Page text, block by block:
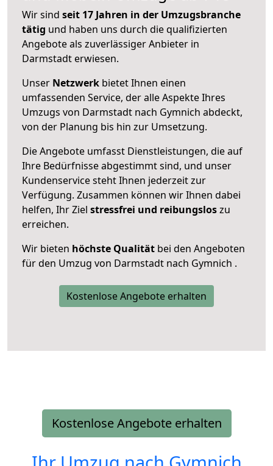
Wir sind seit 17 Jahren in der Umzugsbranche
tätig und haben uns durch die qualifizierten
Angebote als zuverlässiger Anbieter in
Darmstadt erwiesen.
Unser Netzwerk bietet Ihnen einen
umfassenden Service, der alle Aspekte Ihres
Umzugs von Darmstadt nach Gymnich abdeckt,
von der Planung bis hin zur Umsetzung.
Die Angebote umfasst Dienstleistungen, die auf
Ihre Bedürfnisse abgestimmt sind, und unser
Kundenservice steht Ihnen jederzeit zur
Verfügung. Zusammen können wir Ihnen dabei
helfen, Ihr Ziel stressfrei und reibungsloszu
erreichen.
Wir bieten höchste Qualität bei den Angeboten
für den Umzug von Darmstadt nach Gymnich .
Kostenlose Angebote erhalten
Kostenlose Angebote erhalten